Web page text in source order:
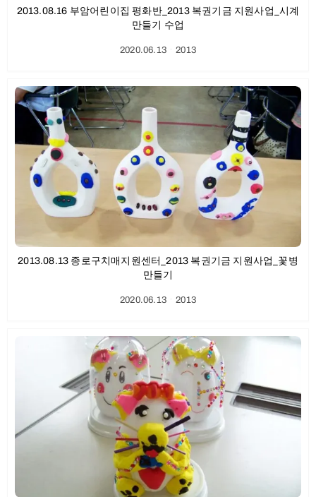
2013.08.16 부암어린이집 평화반_2013 복권기금 지원사업_시계
만들기 수업
2020.06.13ㆍ2013
2013.08.13 종로구치매지원센터_2013 복권기금 지원사업_꽃병
만들기
2020.06.13ㆍ2013